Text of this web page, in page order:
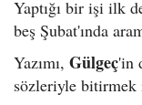
Yaptığı bir işi ilk
beş Şubat'ında
Yazımı, Gülgeç'in
sözleriyle bitirmek